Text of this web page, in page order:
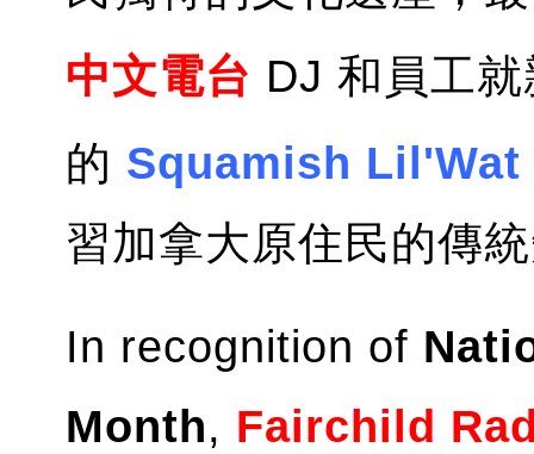
中文電台 DJ 和員工
的 Squamish
習加拿大原住民的傳
In recognition of
Month, Fairchild